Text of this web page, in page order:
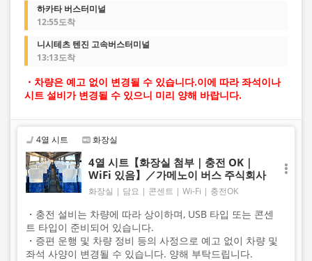
하카타 버스터미널
12:55도착
니시테츠 텐진 고속버스터미널
13:13도착
・차량은 예고 없이 변경될 수 있습니다.이에 따라 좌석이나
시트 설비가 변경될 수 있으니 미리 양해 바랍니다.
4열 시트 화장실
4열 시트【화장실 첨부｜충전 OK｜
WiFi 있음】／가메노이 버스 주식회사
화장실 담요 콘센트 Wi-Fi 충전OK
・충전 설비는 차량에 따라 상이하며, USB 타입 또는 콘센
트 타입이 준비되어 있습니다.
・증편 운행 및 차량 정비 등의 사정으로 예고 없이 차량 및
좌석 사양이 변경될 수 있습니다. 양해 부탁드립니다.